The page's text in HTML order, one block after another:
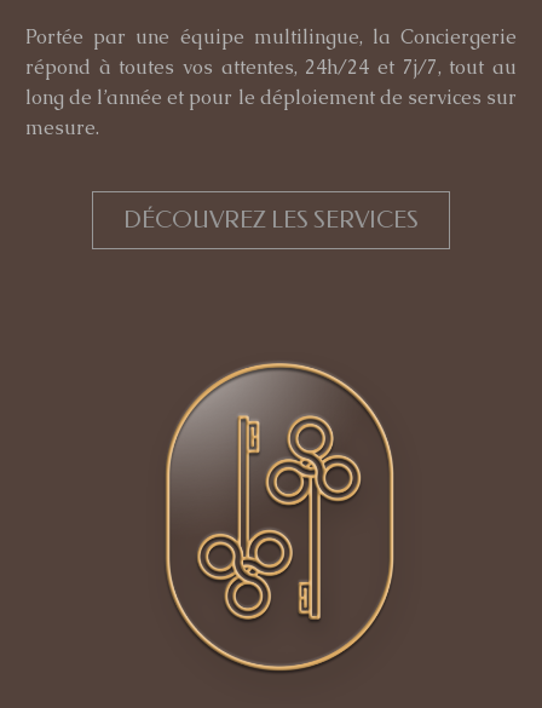
Portée par une équipe multilingue, la Conciergerie
répond à toutes vos attentes, 24h/24 et 7j/7, tout au
long de l’année et pour le déploiement de services sur
mesure.
DÉCOUVREZ LES SERVICES